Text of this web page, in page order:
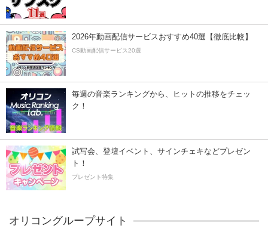
2026年動画配信サービスおすすめ40選【徹底比較】
CS動画配信サービス20選
毎週の音楽ランキングから、ヒットの推移をチェッ
ク！
試写会、登壇イベント、サインチェキなどプレゼン
ト！
プレゼント特集
オリコングループサイト